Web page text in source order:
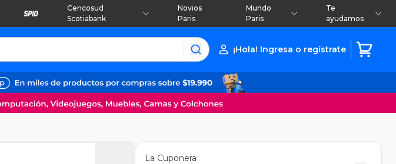
Cencosud
Scotiabank
Novios
Paris
Mundo
Paris
Te
ayudamos
¡Hola! Ingresa o regístrate
La Cuponera